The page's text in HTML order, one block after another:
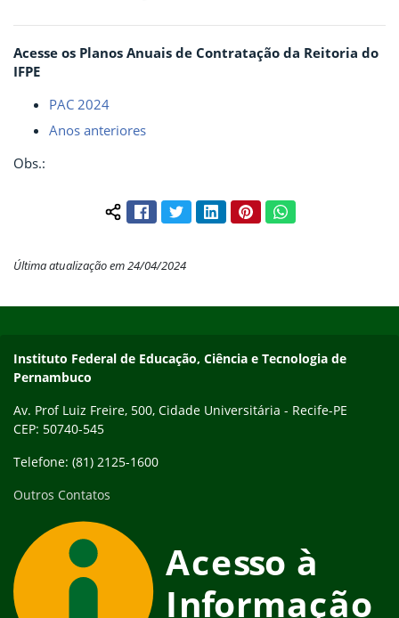
Acesse os Planos Anuais de Contratação da Reitoria do
IFPE
PAC 2024
Anos anteriores
Obs.:
Compartilhar conteúdo:
FacebookTwitterLinkedInPinterestWhatsApp
Última atualização em 24/04/2024
Instituto Federal de Educação, Ciência e Tecnologia de
Pernambuco
Av. Prof Luiz Freire, 500, Cidade Universitária - Recife-PE
CEP: 50740-545
Telefone: (81) 2125-1600
Outros Contatos